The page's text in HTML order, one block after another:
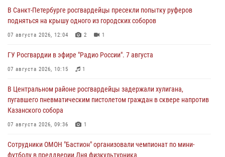
В Санкт-Петербурге росгвардейцы пресекли попытку руферов
подняться на крышу одного из городских соборов
07 августа 2026, 12:04 2 1
ГУ Росгвардии в эфире "Радио России". 7 августа
07 августа 2026, 10:15 1
В Центральном районе росгвардейцы задержали хулигана,
пугавшего пневматическим пистолетом граждан в сквере напротив
Казанского собора
07 августа 2026, 09:36 1
Сотрудники ОМОН "Бастион" организовали чемпионат по мини-
футболу в преддверии Дня физкультурника